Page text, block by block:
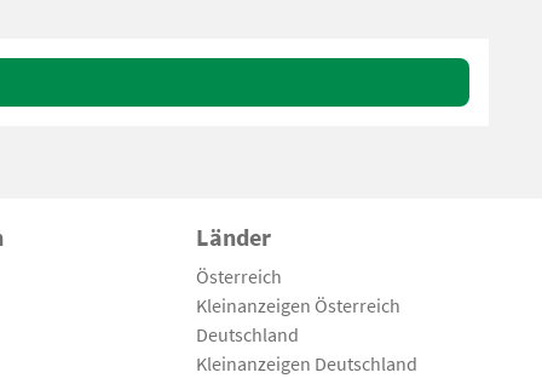
Länder
Österreich
Kleinanzeigen Österreich
Deutschland
Kleinanzeigen Deutschland